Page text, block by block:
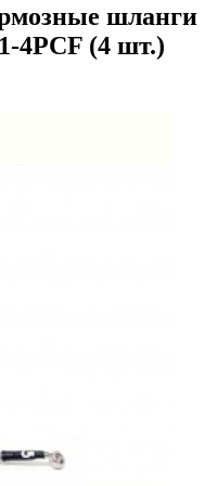
шланги
4PCF (4 шт.)